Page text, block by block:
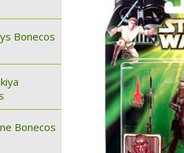
Bonecos
Bonecos